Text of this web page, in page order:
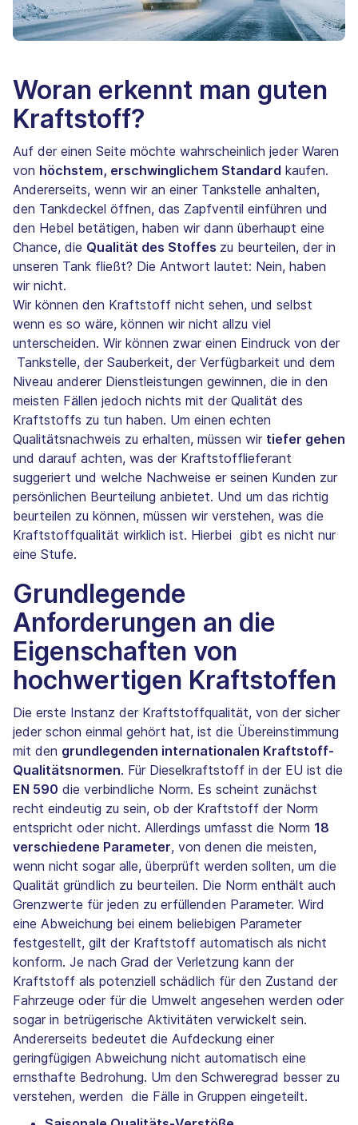
Woran erkennt man guten
Kraftstoff?
Auf der einen Seite möchte wahrscheinlich jeder Waren
von höchstem, erschwinglichem Standard kaufen.
Andererseits, wenn wir an einer Tankstelle anhalten,
den Tankdeckel öffnen, das Zapfventil einführen und
den Hebel betätigen, haben wir dann überhaupt eine
Chance, die Qualität des Stoffes zu beurteilen, der in
unseren Tank fließt? Die Antwort lautet: Nein, haben
wir nicht.
Wir können den Kraftstoff nicht sehen, und selbst
wenn es so wäre, können wir nicht allzu viel
unterscheiden. Wir können zwar einen Eindruck von der
Tankstelle, der Sauberkeit, der Verfügbarkeit und dem
Niveau anderer Dienstleistungen gewinnen, die in den
meisten Fällen jedoch nichts mit der Qualität des
Kraftstoffs zu tun haben. Um einen echten
Qualitätsnachweis zu erhalten, müssen wir tiefer gehen
und darauf achten, was der Kraftstofflieferant
suggeriert und welche Nachweise er seinen Kunden zur
persönlichen Beurteilung anbietet. Und um das richtig
beurteilen zu können, müssen wir verstehen, was die
Kraftstoffqualität wirklich ist. Hierbei gibt es nicht nur
eine Stufe.
Grundlegende
Anforderungen an die
Eigenschaften von
hochwertigen Kraftstoffen
Die erste Instanz der Kraftstoffqualität, von der sicher
jeder schon einmal gehört hat, ist die Übereinstimmung
mit den grundlegenden internationalen Kraftstoff-
Qualitätsnormen. Für Dieselkraftstoff in der EU ist die
EN 590 die verbindliche Norm. Es scheint zunächst
recht eindeutig zu sein, ob der Kraftstoff der Norm
entspricht oder nicht. Allerdings umfasst die Norm 18
verschiedene Parameter, von denen die meisten,
wenn nicht sogar alle, überprüft werden sollten, um die
Qualität gründlich zu beurteilen. Die Norm enthält auch
Grenzwerte für jeden zu erfüllenden Parameter. Wird
eine Abweichung bei einem beliebigen Parameter
festgestellt, gilt der Kraftstoff automatisch als nicht
konform. Je nach Grad der Verletzung kann der
Kraftstoff als potenziell schädlich für den Zustand der
Fahrzeuge oder für die Umwelt angesehen werden oder
sogar in betrügerische Aktivitäten verwickelt sein.
Andererseits bedeutet die Aufdeckung einer
geringfügigen Abweichung nicht automatisch eine
ernsthafte Bedrohung. Um den Schweregrad besser zu
verstehen, werden die Fälle in Gruppen eingeteilt.